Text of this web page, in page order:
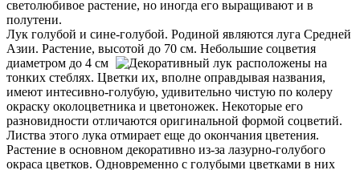
светолюбивое растение, но иногда его выращивают и в
полутени.
Лук голубой и сине-голубой. Родиной являются луга Средней
Азии. Растение, высотой до 70 см. Небольшие соцветия
диаметром до 4 см
расположены на
тонких стеблях. Цветки их, вполне оправдывая названия,
имеют интесивно-голубую, удивительно чистую по колеру
окраску околоцветника и цветоножек. Некоторые его
разновидности отличаются оригинальной формой соцветий.
Листва этого лука отмирает еще до окончания цветения.
Растение в основном декоративно из-за лазурно-голубого
окраса цветков. Одновременно с голубыми цветками в них